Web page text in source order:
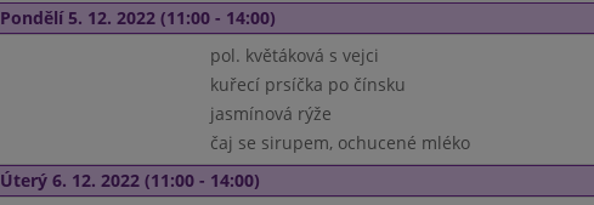
Pondělí 5. 12. 2022 (11:00 - 14:00)
pol. květáková s vejci
kuřecí prsíčka po čínsku
jasmínová rýže
čaj se sirupem, ochucené mléko
Úterý 6. 12. 2022 (11:00 - 14:00)